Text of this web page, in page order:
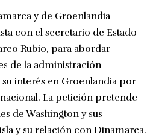
y de Groenlandia
con el secretario de Estado
Rubio, para abordar
de la administración
interés en Groenlandia por
La petición pretende
de Washington y sus
y su relación con Dinamarca.